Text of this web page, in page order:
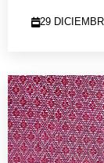
29